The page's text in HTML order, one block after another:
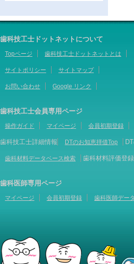
歯科技工士ドットネットについて
Topページ 歯科技工士ドットネットとは
サイトポリシー サイトマップ
お問い合わせ Google リンク
歯科技工士会員専用ページ
操作ガイド マイページ 会員初期登録
歯科技工士詳細情報 DTのお知恵拝借Top
歯科材料データベース検索 歯科材料評価登録
歯科医師専用ページ
マイページ 会員初期登録 歯科医師デー